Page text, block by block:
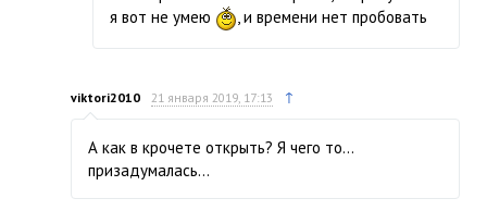
я вот не умею
, и времени нет пробовать
viktori2010 21 января 2019, 17:13 ↑
А как в крочете открыть? Я чего то…
призадумалась…